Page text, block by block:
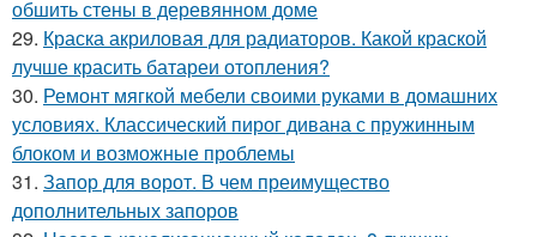
обшить стены в деревянном доме
29. Краска акриловая для радиаторов. Какой краской
лучше красить батареи отопления?
30. Ремонт мягкой мебели своими руками в домашних
условиях. Классический пирог дивана с пружинным
блоком и возможные проблемы
31. Запор для ворот. В чем преимущество
дополнительных запоров